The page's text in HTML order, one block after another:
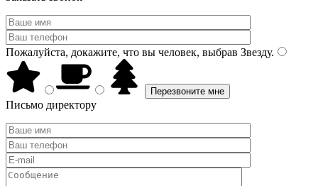
Пожалуйста, докажите, что вы человек, выбрав Звезду.
Письмо директору